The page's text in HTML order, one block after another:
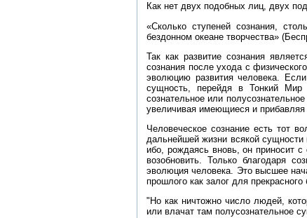
Как нет двух подобных лиц, двух
«Сколько ступеней сознания,
бездонном океане творчества»
Так как развитие сознания
сознания после ухода с
эволюцию развития человека.
сущность, перейдя в Тонкий Мир
сознательное или
увеличивая имеющиеся и прибавляя
Человеческое сознание есть тот
дальнейшей жизни всякой
ибо, рождаясь вновь, он приносит
возобновить. Только благодаря
эволюция человека. Это высшее
прошлого как залог для прекрасного
"Но как ничтожно число людей,
или влачат там полусознательное